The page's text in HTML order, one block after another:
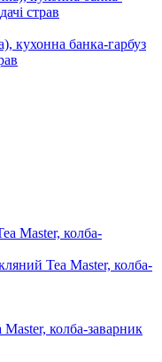
кухонна банка-гарбуз
колба-заварник